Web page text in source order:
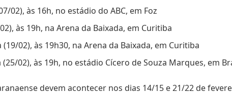
02), às 16h, no estádio do ABC, em Foz
às 19h, na Arena da Baixada, em Curitiba
02), às 19h30, na Arena da Baixada, em Curitiba
02), às 19h, no estádio Cícero de Souza Marques, em
devem acontecer nos dias 14/15 e 21/22 de